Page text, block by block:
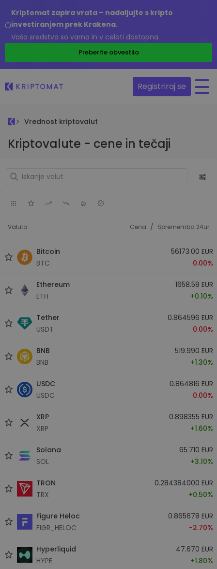
Kriptomat zapira vrata – nadaljujte s kripto
investiranjem prek Krakena.
Vaša sredstva so varna in v celoti dostopna.
Preberite obvestilo
Registriraj se
Vrednost kriptovalut
Kriptovalute - cene in tečaji
Valuta Cena / Sprememba 24ur
Bitcoin
BTC
56173.00 EUR
0.00%
Ethereum
ETH
1658.59 EUR
+0.10%
Tether
USDT
0.864596 EUR
0.00%
BNB
BNB
519.990 EUR
+1.30%
USDC
USDC
0.864816 EUR
0.00%
XRP
XRP
0.898355 EUR
+1.60%
Solana
SOL
65.710 EUR
+3.10%
TRON
TRX
0.284384000 EUR
+0.50%
Figure Heloc
FIGR_HELOC
0.865678 EUR
-2.70%
Hyperliquid
HYPE
47.670 EUR
+1.80%